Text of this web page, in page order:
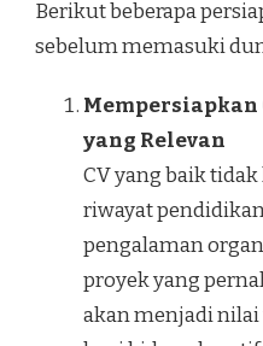
Berikut beberapa
sebelum memasuki
Mempersiapkan
yang Relevan
CV yang baik
riwayat
pengalaman
proyek yang
akan menjadi